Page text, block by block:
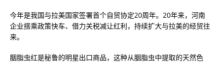
今年是我国与拉美国家签署首个自贸协定20周年。20年来，河南
企业搭乘政策快车、借力关税减让红利，持续扩大与拉美的经贸往
来。
胭脂虫红是秘鲁的明星出口商品，这种从胭脂虫中提取的天然色